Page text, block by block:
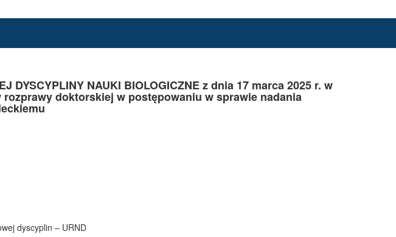
DYSCYPLINY NAUKI BIOLOGICZNE z dnia 17 marca 2025 r. w
doktorskiej w postępowaniu w sprawie nadania
dyscyplin – URND